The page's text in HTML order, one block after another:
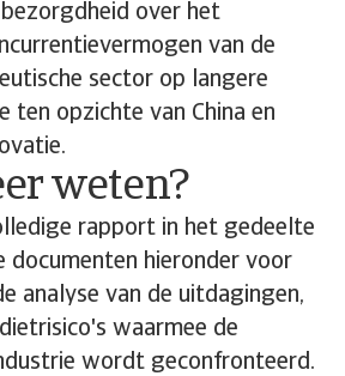
over het
van de
sector op langere
ten opzichte van China en
weten?
rapport in het gedeelte
documenten hieronder voor
analyse van de uitdagingen,
waarmee de
wordt geconfronteerd.